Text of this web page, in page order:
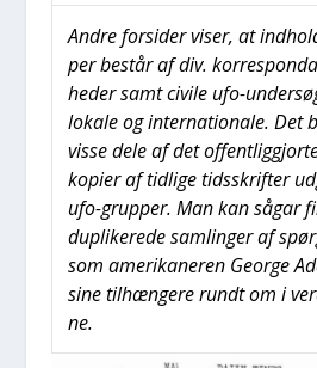
Andre for­si­der viser, at
per består af div.
he­der samt civi­le ufo-
loka­le og inter­na­tio­na­le. Det
vis­se dele af det
kopi­er af tid­li­ge tids­skrif­ter
ufo-grup­per. Man kan sågar
dup­li­ke­re­de sam­lin­ger af
som ame­ri­ka­ne­ren Geor­ge
sine til­hæn­ge­re rundt om i
ne.